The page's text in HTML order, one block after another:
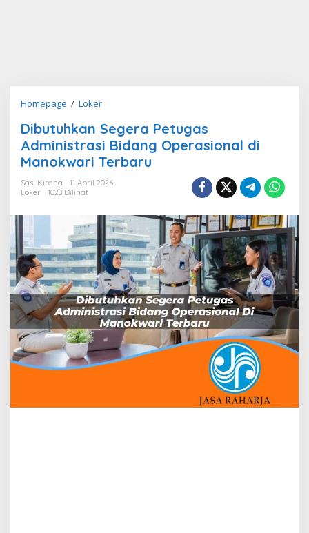
Homepage / LokerDibutuhkan
Petugas
Administrasi
Bidang
di
Terbaru
Dibutuhkan Segera Petugas
Administrasi Bidang Operasional di
Manokwari Terbaru
Sasi Kirana
11 April 2026
Loker
1028 Dilihat